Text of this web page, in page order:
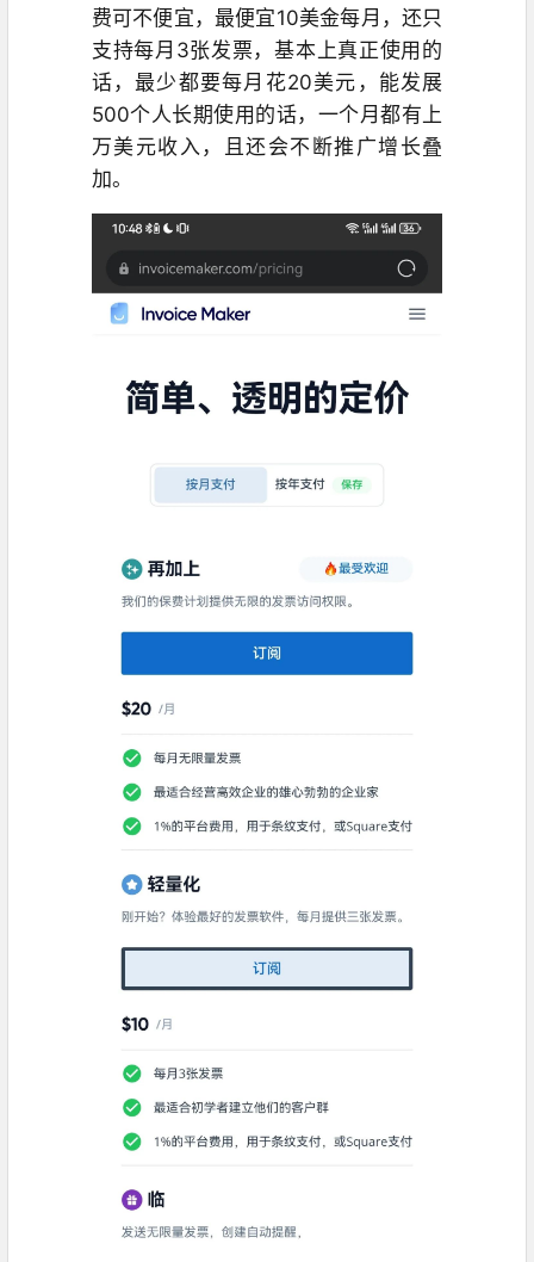
费可不便宜，最便宜10美金每月，还只
支持每月3张发票，基本上真正使用的
话，最少都要每月花20美元，能发展
500个人长期使用的话，一个月都有上
万美元收入，且还会不断推广增长叠
加。